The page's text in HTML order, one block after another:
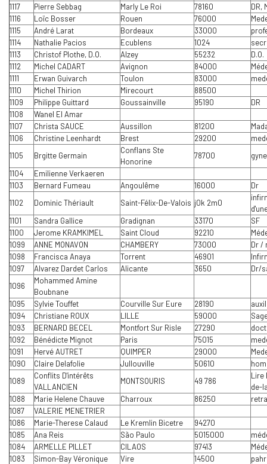
1117
Pierre Sebbag Marly Le Roi 78160
DR,
1116
Loïc Bosser Rouen 76000
1115
André Larat Bordeaux 33000
1114
Nathalie Pacios Ecublens 1024
1113
Christof Plothe, D.O. Alzey 55232
D.O.
1112
Michel CADART Avignon 84000
1111
Erwan Guivarch Toulon 83000
1110
Michel Thirion Mirecourt
88500
1109
Philippe Guittard Goussainville 95190
DR
1108
Wanel El Amar
1107
Christa SAUCE Aussillon 81200
1106
Christine Leenhardt Brest 29200
1105
Brgitte Germain
Conflans Ste
Honorine
78700
1104
Emilienne Verkaeren
1103
Bernard Fumeau Angoulême 16000
Dr
1102
Dominic Thériault Saint-Félix-De-Valois j0k 2m0
1101
Sandra Gallice Gradignan 33170
SF
1100
Jerome KRAMKIMEL Saint Cloud 92210
1099
ANNE MONAVON CHAMBERY 73000
Dr /
1098
Francisca Anaya Torrent 46901
1097
Alvarez Dardet Carlos Alicante 3650
Dr/
1096
Mohammed Amine
Boubnane
1095
Sylvie Touffet Courville Sur Eure 28190
1094
Christiane ROUX LILLE 59000
1093
BERNARD BECEL Montfort Sur Risle 27290
1092
Bénédicte Mignot Paris 75015
1091
Hervé AUTRET QUIMPER 29000
1090
Claire Delafolie Jullouville 50610
1089
Conflits D'intérêts
VALLANCIEN
MONTSOURIS 49 786
Lire
de-
1088
Marie Helene Chauve Charroux 86250
1087
VALERIE MENETRIER
1086
Marie-Therese Calaud Le Kremlin Bicetre
94270
1085
Ana Reis São Paulo 5015000
1084
ARMELLE PILLET CILAOS 97413
1083
Simon-Bay Véronique Vire 14500